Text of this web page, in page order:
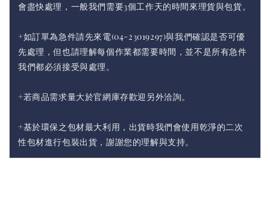
會盡快處理，一般我們需要3個工作天的時間來理貨與包貨。
+如訂單為急件請先來電(04-23019297)與我們確認是否可優
先處理，但也請理解每個作業都需要時間，並不是所有急件
我們都必須接受與處理。
+若商品需求量大於官網庫存歡迎另外洽詢。
+基於環保之包材最大利用，出貨時我們會使用乾淨的二次
性包材進行包裝出貨，謝謝您的理解與支持。